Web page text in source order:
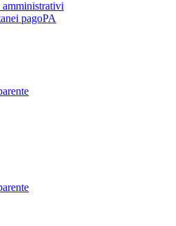
amministrativi
pagoPA